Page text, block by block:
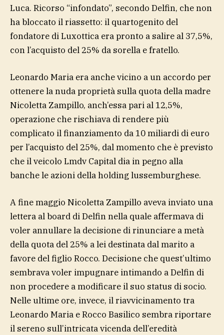
Luca. Ricorso “infondato”, secondo Delfin, che non
ha bloccato il riassetto: il quartogenito del
fondatore di Luxottica era pronto a salire al 37,5%,
con l’acquisto del 25% da sorella e fratello.
Leonardo Maria era anche vicino a un accordo per
ottenere la nuda proprietà sulla quota della madre
Nicoletta Zampillo, anch’essa pari al 12,5%,
operazione che rischiava di rendere più
complicato il finanziamento da 10 miliardi di euro
per l’acquisto del 25%, dal momento che è previsto
che il veicolo Lmdv Capital dia in pegno alla
banche le azioni della holding lussemburghese.
A fine maggio Nicoletta Zampillo aveva inviato una
lettera al board di Delfin nella quale affermava di
voler annullare la decisione di rinunciare a metà
della quota del 25% a lei destinata dal marito a
favore del figlio Rocco. Decisione che quest’ultimo
sembrava voler impugnare intimando a Delfin di
non procedere a modificare il suo status di socio.
Nelle ultime ore, invece, il riavvicinamento tra
Leonardo Maria e Rocco Basilico sembra riportare
il sereno sull’intricata vicenda dell’eredità